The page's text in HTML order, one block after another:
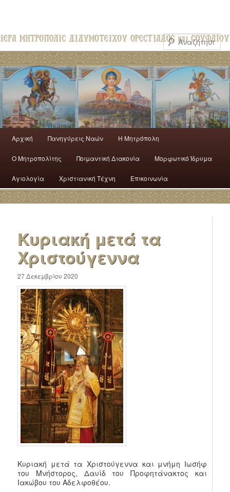
Αρχική Πανηγύρεις Ναών H Mητρόπολη
Ο Mητροπολίτης Ποιμαντική Διακονία Μορφωτικό Ίδρυμα
Αγιολογία Χριστιανική Τέχνη Επικοινωνία
Κυριακή μετά τα
Χριστούγεννα
27 Δεκεμβρίου 2020
Κυριακή μετά τα Χριστούγεννα και μνήμη Ιωσήφ
του Μνήστορος, Δαυίδ του Προφητάνακτος και
Ιακώβου του Αδελφοθέου.